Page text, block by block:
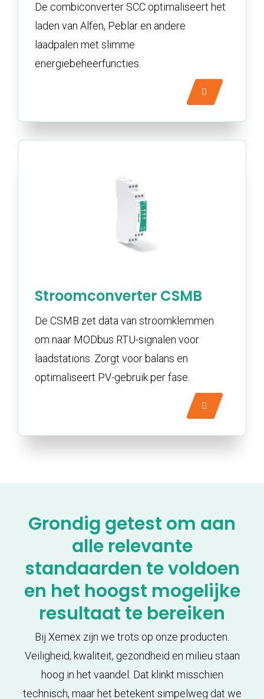
De combiconverter SCC optimaliseert het
laden van Alfen, Peblar en andere
laadpalen met slimme
energiebeheerfuncties.
Stroomconverter CSMB
De CSMB zet data van stroomklemmen
om naar MODbus RTU-signalen voor
laadstations. Zorgt voor balans en
optimaliseert PV-gebruik per fase.
Grondig getest om aan
alle relevante
standaarden te voldoen
en het hoogst mogelijke
resultaat te bereiken
Bij Xemex zijn we trots op onze producten.
Veiligheid, kwaliteit, gezondheid en milieu staan
hoog in het vaandel. Dat klinkt misschien
technisch, maar het betekent simpelweg dat we